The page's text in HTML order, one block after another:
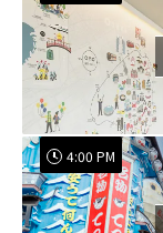
4:00 PM